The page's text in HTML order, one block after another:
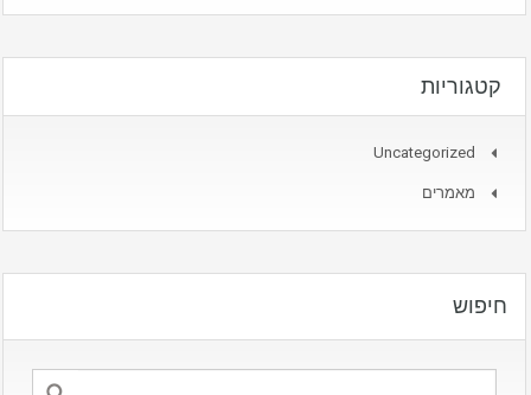
קטגוריות
Uncategorized
מאמרים
חיפוש